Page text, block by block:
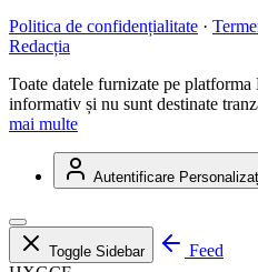
Politica de confidențialitate ·
Redacția
Toate datele furnizate pe
informativ și nu sunt destinate
mai multe
Autentificare
Toggle Sidebar
Feed